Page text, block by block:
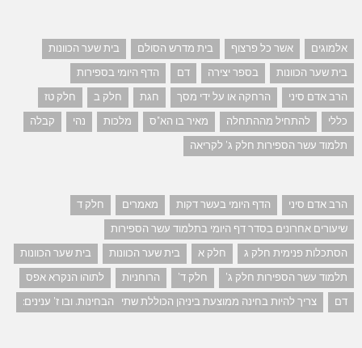
אלמוגים אשר כל פרצוף בית מדרש הסולם
בית שער הכוונות
בית שער הכוונות
בספר יצירה דם
הדף היומי בספירות
הרב אדם סיני
הרחקה או על ידי מסך חגת חלק ב
חלק טז
כללי
להתחיל מההתחלה מאיר בו הא"ס מלכות נהי
קבלה
תלמוד עשר הספירות חלק ג' לקריאה
הרב אדם סיני הדף היומי בעשר דקות מאמרים
חלק ד
שיעורים אחרונים בסדר דף היומי בתלמוד עשר הספירות
הסתכלות פנימית חלק ג
חלק א בית שער הכוונות
בית שער הכוונות
תלמוד עשר הספירות חלק ג'
חלק ד' הרוחניות
לתוהו הנקרא אפס
דם
צריך להיות בחינה ממוצעת ביניהן הכוללת שתי הבחינות. ובו ז' ענינים: